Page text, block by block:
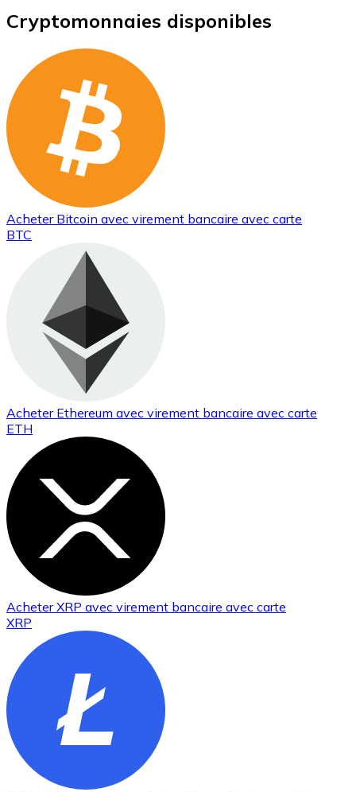
Cryptomonnaies disponibles
Acheter Bitcoin avec virement bancaire avec carte
BTC
Acheter Ethereum avec virement bancaire avec carte
ETH
AcheterXRP avec virement bancaire avec carte
XRP